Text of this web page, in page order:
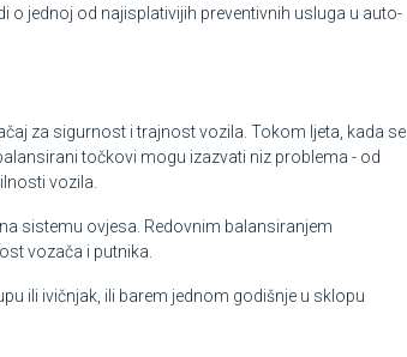
o jednoj od najisplativijih preventivnih usluga u auto-
za sigurnost i trajnost vozila. Tokom ljeta, kada se
točkovi mogu izazvati niz problema - od
vozila.
sistemu ovjesa. Redovnim balansiranjem
vozača i putnika.
ili ivičnjak, ili barem jednom godišnje u sklopu